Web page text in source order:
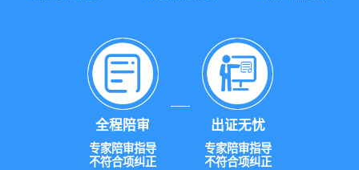
全程陪审
专家陪审指导
不符合项纠正
出证无忧
专家陪审指导
不符合项纠正